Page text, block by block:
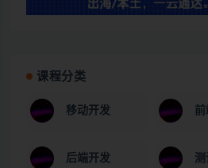
课程分类
移动开发 前
后端开发 测